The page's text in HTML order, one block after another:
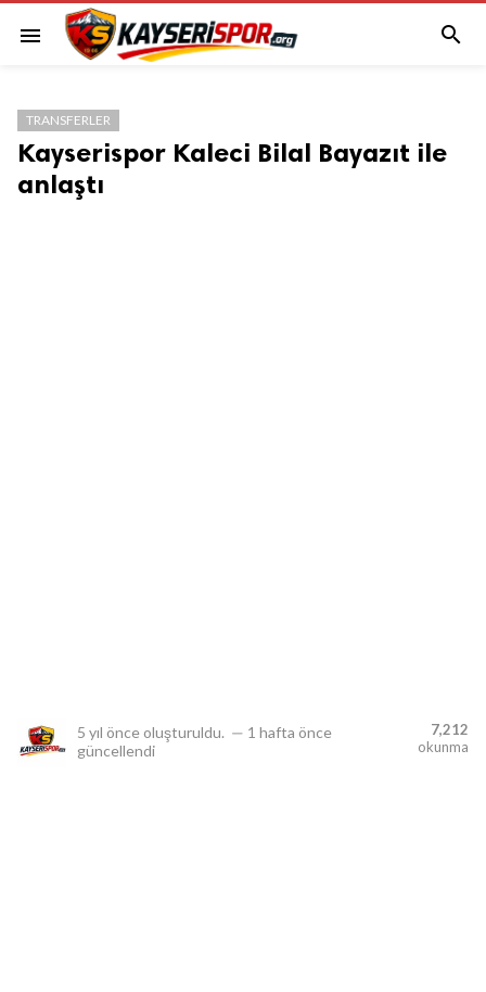
menu 
TRANSFERLER
Kayserispor Kaleci Bilal Bayazıt ile
anlaştı
5 yıl önce oluşturuldu. — 1 hafta önce
güncellendi
7,212
okunma